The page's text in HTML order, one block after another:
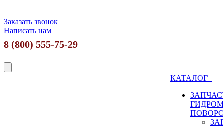
Заказать звонок
Написать нам
8 (800) 555-75-29
КАТАЛОГ